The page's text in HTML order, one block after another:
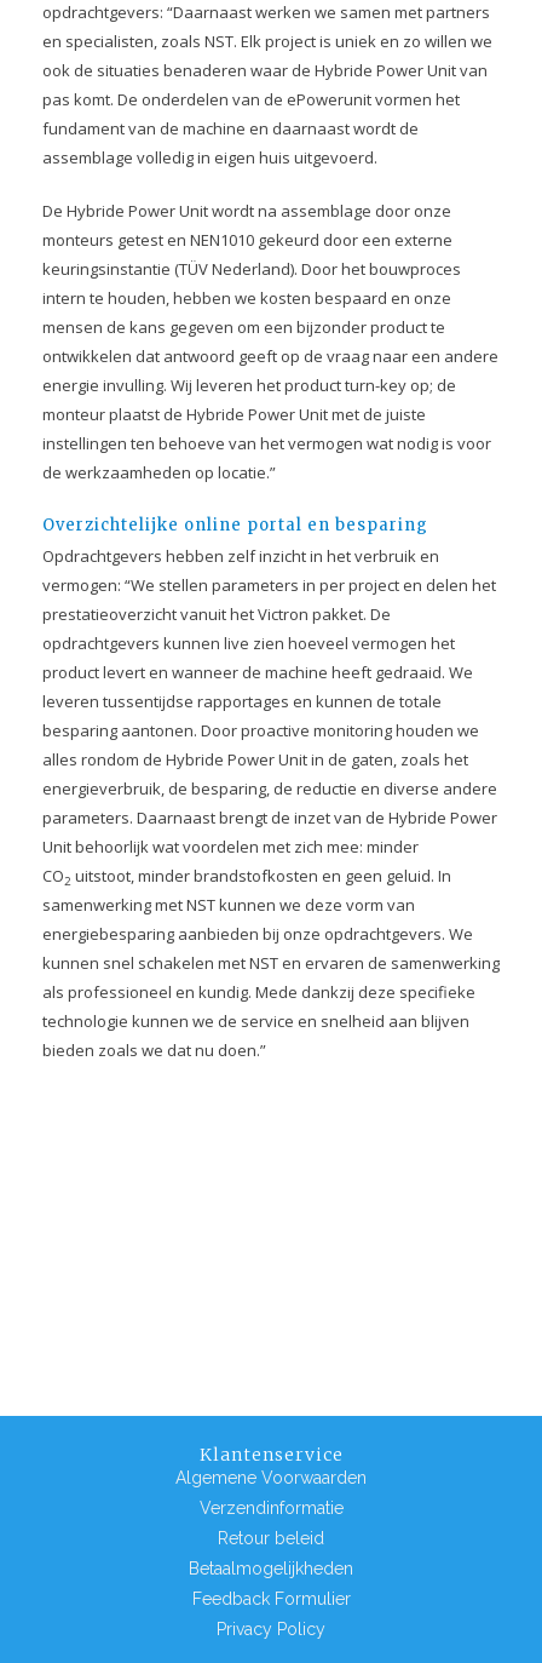
opdrachtgevers: “Daarnaast werken we samen met partners
en specialisten, zoals NST. Elk project is uniek en zo willen we
ook de situaties benaderen waar de Hybride Power Unit van
pas komt. De onderdelen van de ePowerunit vormen het
fundament van de machine en daarnaast wordt de
assemblage volledig in eigen huis uitgevoerd.
De Hybride Power Unit wordt na assemblage door onze
monteurs getest en NEN1010 gekeurd door een externe
keuringsinstantie (TÜV Nederland). Door het bouwproces
intern te houden, hebben we kosten bespaard en onze
mensen de kans gegeven om een bijzonder product te
ontwikkelen dat antwoord geeft op de vraag naar een andere
energie invulling. Wij leveren het product turn-key op; de
monteur plaatst de Hybride Power Unit met de juiste
instellingen ten behoeve van het vermogen wat nodig is voor
de werkzaamheden op locatie.”
Overzichtelijke online portal en besparing
Opdrachtgevers hebben zelf inzicht in het verbruik en
vermogen: “We stellen parameters in per project en delen het
prestatieoverzicht vanuit het Victron pakket. De
opdrachtgevers kunnen live zien hoeveel vermogen het
product levert en wanneer de machine heeft gedraaid. We
leveren tussentijdse rapportages en kunnen de totale
besparing aantonen. Door proactive monitoring houden we
alles rondom de Hybride Power Unit in de gaten, zoals het
energieverbruik, de besparing, de reductie en diverse andere
parameters. Daarnaast brengt de inzet van de Hybride Power
Unit behoorlijk wat voordelen met zich mee: minder
CO2 uitstoot, minder brandstofkosten en geen geluid. In
samenwerking met NST kunnen we deze vorm van
energiebesparing aanbieden bij onze opdrachtgevers. We
kunnen snel schakelen met NST en ervaren de samenwerking
als professioneel en kundig. Mede dankzij deze specifieke
technologie kunnen we de service en snelheid aan blijven
bieden zoals we dat nu doen.”
Klantenservice
Algemene Voorwaarden
Verzendinformatie
Retour beleid
Betaalmogelijkheden
Feedback Formulier
Privacy Policy